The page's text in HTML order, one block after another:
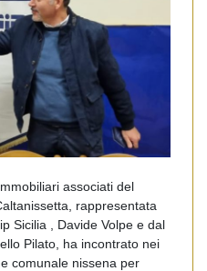
associati del
rappresentata
Sicilia , Davide Volpe e dal
Pilato, ha incontrato nei
comunale nissena per